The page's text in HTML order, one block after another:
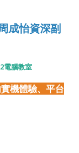
成怡資深副
電腦教室
機體驗、平台